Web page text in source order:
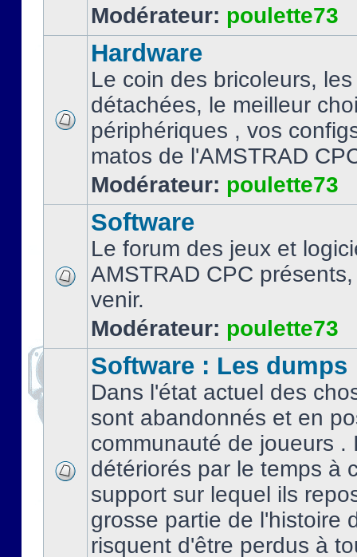
Modérateur: poulette73
Hardware
Le coin des bricoleurs,
détachées, le meilleur
périphériques , vos
matos de l'AMSTRAD
Modérateur: poulette73
Software
Le forum des jeux et
AMSTRAD CPC
venir.
Modérateur: poulette73
Software : Les dumps
Dans l'état actuel des
sont abandonnés et en
communauté de joueurs .
détériorés par le temps à
support sur lequel ils
grosse partie de l'histoire
risquent d'être perdus à